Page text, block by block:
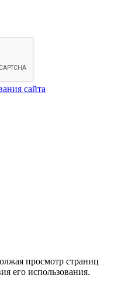
сайта
просмотр страниц
его использования.